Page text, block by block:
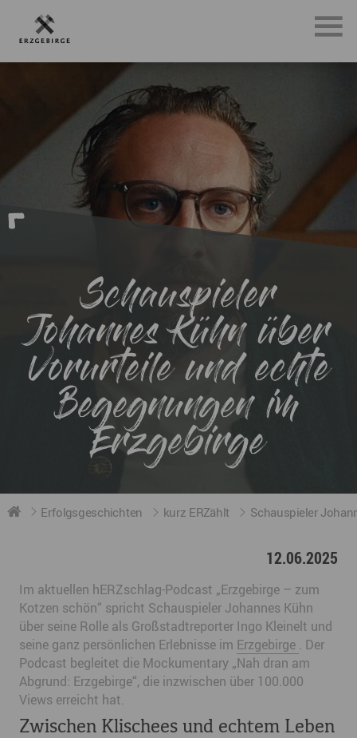
Schauspieler
Johannes Kühn über
Vorurteile und echte
Begegnungen im
Erzgebirge
Erfolgsgeschichten kurz ERZählt Schauspieler
12.06.2025
Im aktuellen hERZschlag-Podcast „Erzgebirge – zum
Kotzen schön“ spricht Schauspieler Johannes Kühn
über seine Rolle als Großstadtreporter Ingo Kleinelt und
seine ganz persönlichen Erlebnisse im Erzgebirge . Der
Podcast begleitet die Mockumentary „Nah dran am
Abgrund: Erzgebirge“, die inzwischen über 100.000
Views erreicht hat.
Zwischen Klischees und echtem Leben